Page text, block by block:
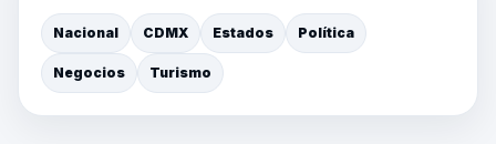
Nacional CDMX Estados Política
Negocios Turismo